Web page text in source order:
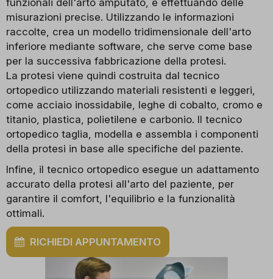
funzionali dell'arto amputato, e effettuando delle
misurazioni precise. Utilizzando le informazioni
raccolte, crea un modello tridimensionale dell'arto
inferiore mediante software, che serve come base
per la successiva fabbricazione della protesi.
La protesi viene quindi costruita dal tecnico
ortopedico utilizzando materiali resistenti e leggeri,
come acciaio inossidabile, leghe di cobalto, cromo e
titanio, plastica, polietilene e carbonio. Il tecnico
ortopedico taglia, modella e assembla i componenti
della protesi in base alle specifiche del paziente.
Infine, il tecnico ortopedico esegue un adattamento
accurato della protesi all'arto del paziente, per
garantire il comfort, l'equilibrio e la funzionalità
ottimali.
RICHIEDI APPUNTAMENTO